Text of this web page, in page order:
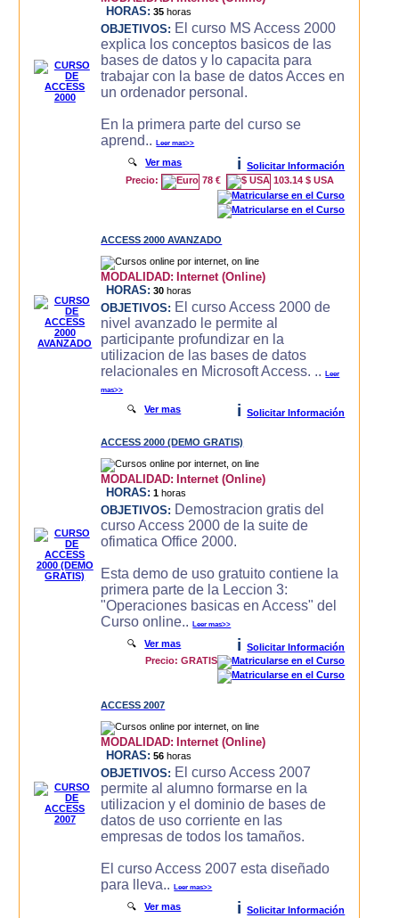
HORAS: 35 horas
OBJETIVOS: El curso MS Access 2000
explica los conceptos basicos de las
bases de datos y lo capacita para
trabajar con la base de datos Acces en
un ordenador personal.
En la primera parte del curso se
aprend..Leer mas>>
🔍Ver mas i
Solicitar Información
Precio:
78 € 103.14 $ USA
ACCESS 2000 AVANZADO
MODALIDAD: Internet (Online)
HORAS: 30 horas
OBJETIVOS: El curso Access 2000 de
nivel avanzado le permite al
participante profundizar en la
utilizacion de las bases de datos
relacionales en Microsoft Access. ..Leer
mas>>
🔍Ver mas i Solicitar Información
ACCESS 2000 (DEMO GRATIS)
MODALIDAD: Internet (Online)
HORAS: 1 horas
OBJETIVOS: Demostracion gratis del
curso Access 2000 de la suite de
ofimatica Office 2000.
Esta demo de uso gratuito contiene la
primera parte de la Leccion 3:
"Operaciones basicas en Access" del
Curso online..Leer mas>>
🔍Ver mas i
Solicitar Información
Precio: GRATIS
ACCESS 2007
MODALIDAD: Internet (Online)
HORAS: 56 horas
OBJETIVOS: El curso Access 2007
permite al alumno formarse en la
utilizacion y el dominio de bases de
datos de uso corriente en las
empresas de todos los tamaños.
El curso Access 2007 esta diseñado
para lleva..Leer mas>>
🔍Ver mas i Solicitar Información